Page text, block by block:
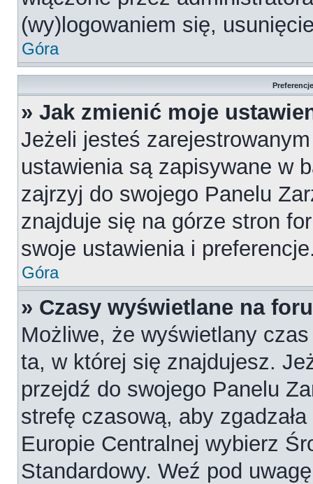
(wy)logowaniem się,
Góra
» Jak zmienić moje
Jeżeli jesteś
ustawienia są zapisywane w
zajrzyj do swojego Panelu
znajduje się na górze stron
swoje ustawienia i
Góra
» Czasy wyświetlane na
Możliwe, że wyświetlany
ta, w której się znajdujesz.
przejdź do swojego Panelu
strefę czasową, aby
Europie Centralnej wybierz
Standardowy. Weź pod